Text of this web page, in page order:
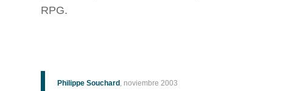
RPG.
Philippe Souchard , noviembre 2003